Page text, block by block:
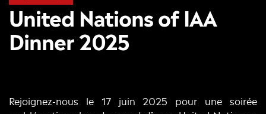
United Nations of IAA
Dinner 2025
Rejoignez-nous le 17 juin 2025 pour une soirée